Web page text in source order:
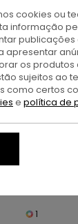
1
cookies ou
informação
os
sujeitos ao
como certos
e política de